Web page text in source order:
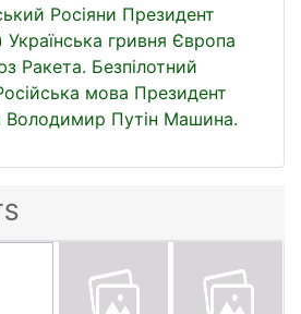
Росіяни Президент
Українська гривня Європа
Ракета. Безпілотний
мова Президент
Володимир Путін Машина.